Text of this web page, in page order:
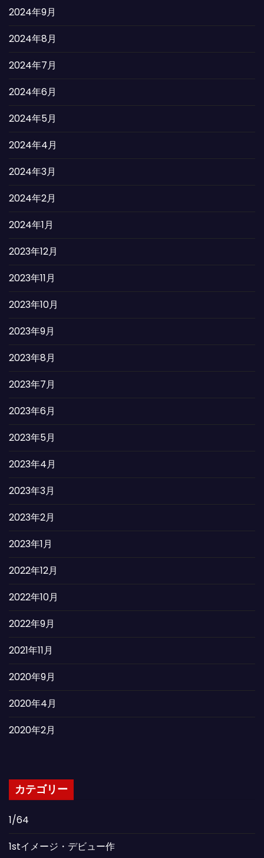
2024年9月
2024年8月
2024年7月
2024年6月
2024年5月
2024年4月
2024年3月
2024年2月
2024年1月
2023年12月
2023年11月
2023年10月
2023年9月
2023年8月
2023年7月
2023年6月
2023年5月
2023年4月
2023年3月
2023年2月
2023年1月
2022年12月
2022年10月
2022年9月
2021年11月
2020年9月
2020年4月
2020年2月
カテゴリー
1/64
1stイメージ・デビュー作